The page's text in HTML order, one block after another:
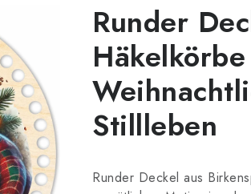
Runder
Stillleben
Runder Deckel aus